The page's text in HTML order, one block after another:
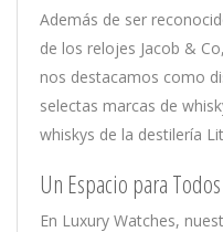
Además de ser
de los relojes Jacob &
nos destacamos como
selectas marcas de
whiskys de la destilería
Un Espacio para Todos
En Luxury Watches,